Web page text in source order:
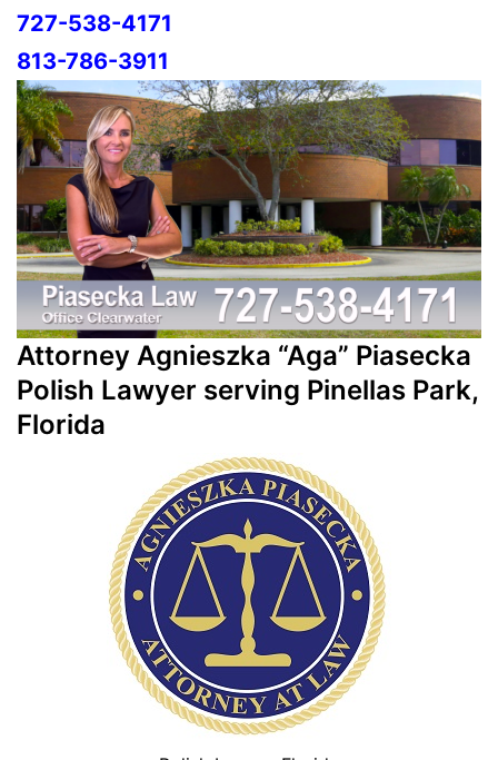
727-538-4171
813-786-3911
Attorney Agnieszka “Aga” Piasecka
Polish Lawyer serving Pinellas Park,
Florida